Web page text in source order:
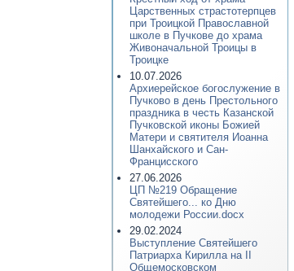
Царственных страстотерпцев
при Троицкой Православной
школе в Пучкове до храма
Живоначальной Троицы в
Троицке
10.07.2026
Архиерейское богослужение в
Пучково в день Престольного
праздника в честь Казанской
Пучковской иконы Божией
Матери и святителя Иоанна
Шанхайского и Сан-
Францисского
27.06.2026
ЦП №219 Обращение
Святейшего... ко Дню
молодежи России.docx
29.02.2024
Выступление Святейшего
Патриарха Кирилла на II
Общемосковском